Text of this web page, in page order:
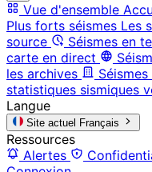
Vue d'ensemble
Plus forts séismes Les
source
Séismes en
carte en direct
les archives
statistiques sismiques
Langue
Site actuel Français
Ressources
Alertes